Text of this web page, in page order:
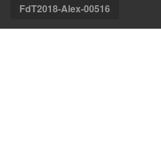
FdT2018-Alex-00516